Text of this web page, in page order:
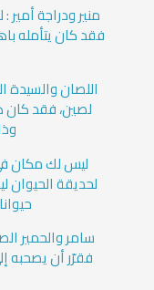
منير ودراجة أمير
فقد كان يتأمله
اللصان
لصين، فقد كان
ليس لك مكان
لحديقة
سامر والحمير
فقرّر أن يصحبه